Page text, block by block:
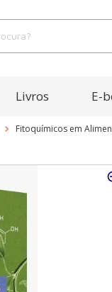
Livros E-
Fitoquímicos em